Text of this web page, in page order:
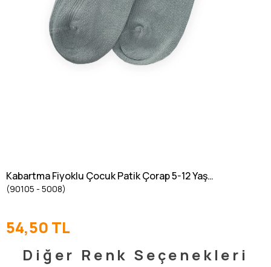
Kabartma Fiyoklu Çocuk Patik Çorap 5-12 Yaş
Mint Yeşil
(90105 - 5008)
54,50 TL
Diğer Renk Seçenekleri